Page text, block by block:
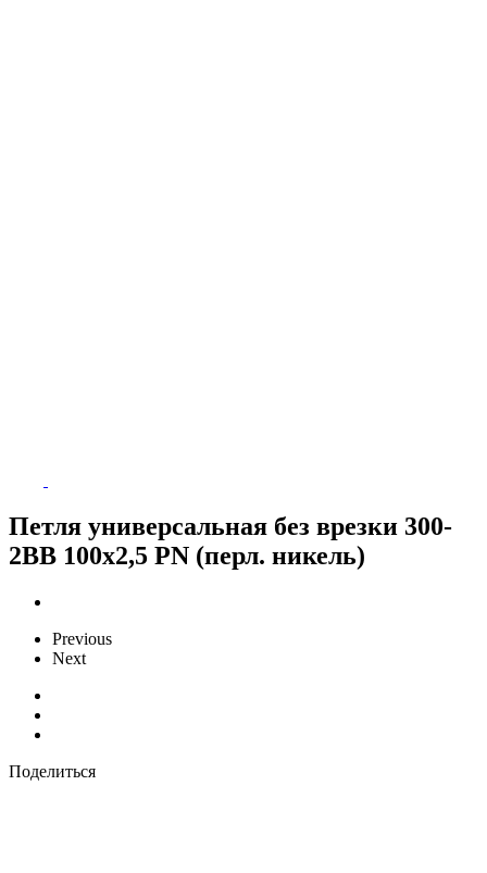
Петля универсальная без врезки 300-
2BB 100x2,5 PN (перл. никель)
Previous
Next
Поделиться